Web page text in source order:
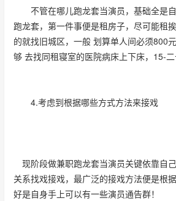
不管在哪儿跑龙套当演员，基础全是
跑龙套，第一件事便是租房子，尽可能租
的就找旧城区，一般 划算单人间必须800
够 去找同租寝室的医院病床上下床，15-二
4.考虑到根据哪些方式方法来接戏
现阶段做兼职跑龙套当演员关键依靠自
关系找戏接戏，最广泛的接戏方法便是根
好是自身手上可以有一些演员通告群！